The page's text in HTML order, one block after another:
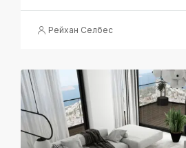
Рейхан Селбес